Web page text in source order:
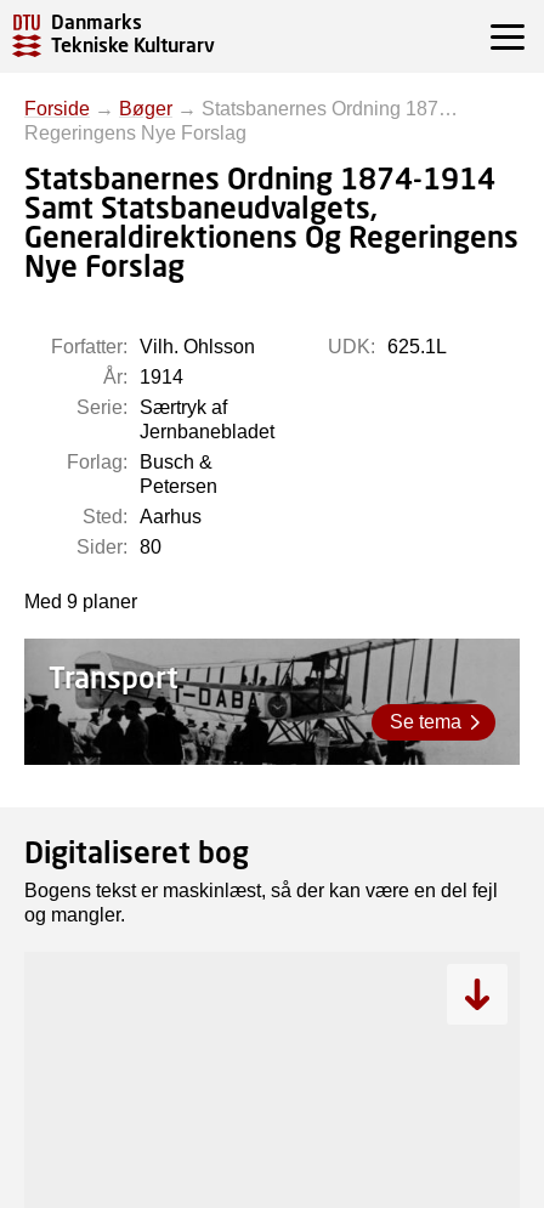
Danmarks
Tekniske Kulturarv
Forside → Bøger → Statsbanernes Ordning 187…
Regeringens Nye Forslag
Statsbanernes Ordning 1874-1914
Samt Statsbaneudvalgets,
Generaldirektionens Og Regeringens
Nye Forslag
Forfatter:
Vilh. Ohlsson
År:
1914
Serie:
Særtryk af
Jernbanebladet
Forlag:
Busch &
Petersen
Sted:
Aarhus
Sider:
80
UDK: 625.1L
Med 9 planer
Transport
Se tema
Digitaliseret bog
Bogens tekst er maskinlæst, så der kan være en del fejl
og mangler.